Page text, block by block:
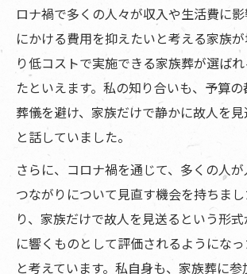
ロナ禍で多くの人々が収入や生活費に
にかける費用を抑えたいと考える家族
り低コストで実施できる家族葬が選ば
たといえます。私の知り合いも、予算
葬儀を避け、家族だけで静かに故人を
と話していました。
さらに、コロナ禍を通じて、多くの人
つながりについて見直す機会を持ちま
り、家族だけで故人を見送るという形
に響くものとして評価されるようにな
と考えています。私自身も、家族葬に